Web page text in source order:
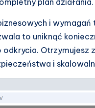
plan działania.
i wymagań
to uniknąć
Otrzymujesz
i